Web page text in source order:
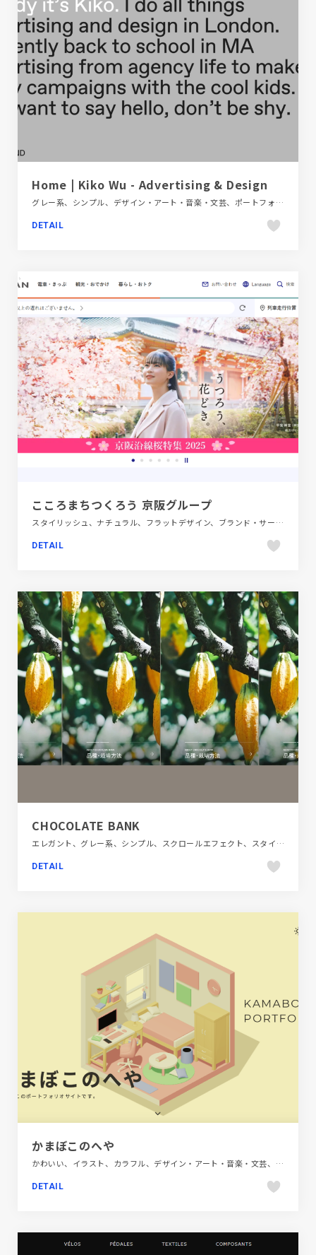
Home | Kiko Wu - Advertising & Design
グレー系、シンプル、デザイン・アート・音楽・文芸、ポートフォリオ、モーション多め、海外サイト
DETAIL
こころまちつくろう 京阪グループ
スタイリッシュ、ナチュラル、フラットデザイン、ブランド・サービスサイト、ホワイト系、自動車・乗り物・交通
DETAIL
CHOCOLATE BANK
エレガント、グレー系、シンプル、スクロールエフェクト、スタイリッシュ、ブラウン系、ブラック系 、モーション多め、大きめ写真、施設・店舗サイト、飲料・食品、飲食店・グルメ・ウェディング
DETAIL
かまぼこのへや
かわいい、イラスト、カラフル、デザイン・アート・音楽・文芸、ベージュ・ゴールド系、ポップ、ポートフォリオ、モーション多め
DETAIL